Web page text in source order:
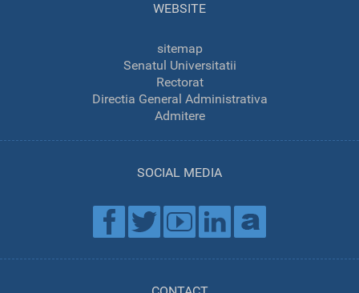
WEBSITE
sitemap
Senatul Universitatii
Rectorat
Directia General Administrativa
Admitere
SOCIAL MEDIA